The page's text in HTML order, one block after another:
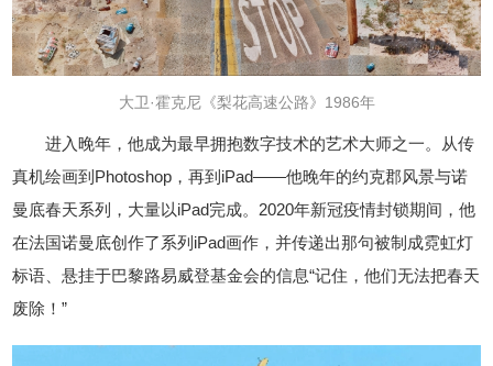
大卫·霍克尼《梨花高速公路》1986年
进入晚年，他成为最早拥抱数字技术的艺术大师之一。从传
真机绘画到Photoshop，再到iPad——他晚年的约克郡风景与诺
曼底春天系列，大量以iPad完成。2020年新冠疫情封锁期间，他
在法国诺曼底创作了系列iPad画作，并传递出那句被制成霓虹灯
标语、悬挂于巴黎路易威登基金会的信息“记住，他们无法把春天
废除！”